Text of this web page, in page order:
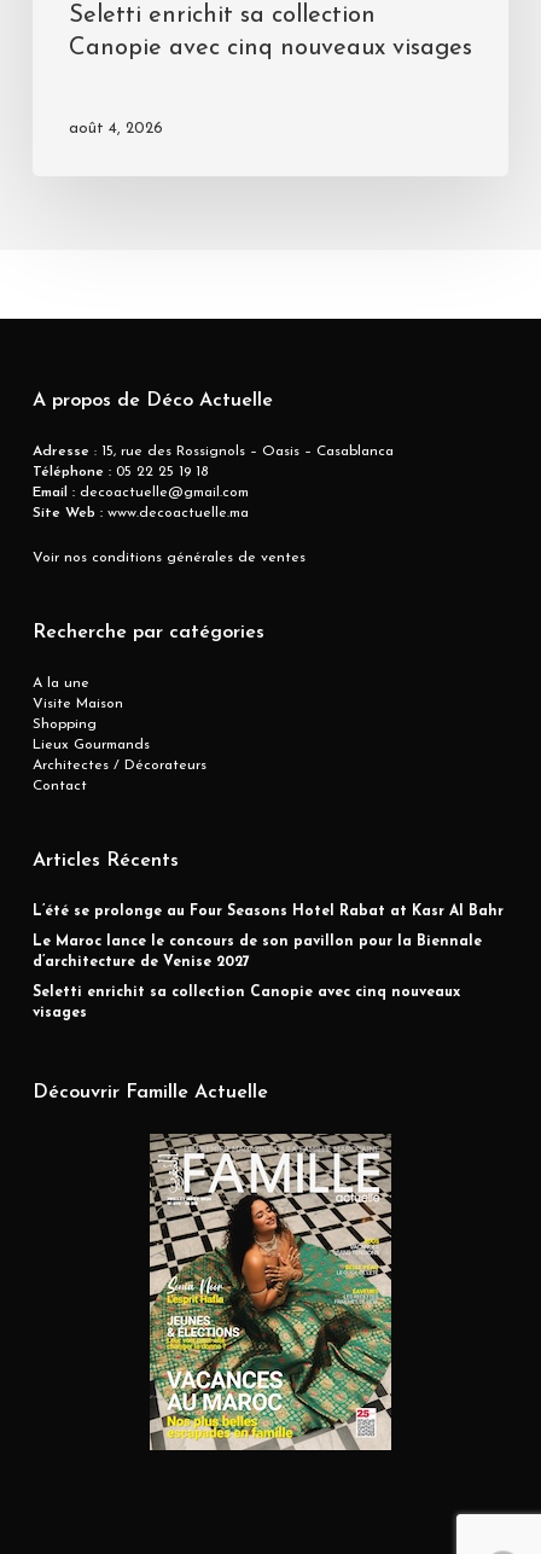
Seletti enrichit sa collection
Canopie avec cinq nouveaux visages
août 4, 2026
A propos de Déco Actuelle
Adresse : 15, rue des Rossignols – Oasis – Casablanca
Téléphone :05 22 25 19 18
Email :decoactuelle@gmail.com
Site Web :www.decoactuelle.ma
Voir nos conditions générales de ventes
Recherche par catégories
A la une
Visite Maison
Shopping
Lieux Gourmands
Architectes / Décorateurs
Contact
Articles Récents
L’été se prolonge au Four Seasons Hotel Rabat at Kasr Al Bahr
Le Maroc lance le concours de son pavillon pour la Biennale
d’architecture de Venise 2027
Seletti enrichit sa collection Canopie avec cinq nouveaux
visages
Découvrir Famille Actuelle